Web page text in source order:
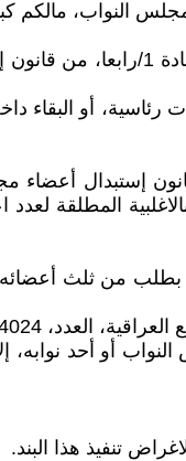
ومن الجدير بالذكر، يحق: ((لعضو هيئة الرئاسة المقبولة استقالته الإحتفاظ
رئاسية، أو البقاء
إي عضو من هيأة رئاسته وفق القانون))، وتم معالجة هذا الأمر
الرئاسة من منصبه بالاغلبية
موضوع إقالة رئيس مجلس النواب
تنفيذ هذا البند.